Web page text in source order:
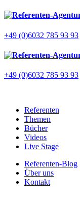
+49 (0)6032 785 93 93
+49 (0)6032 785 93 93
Referenten
Themen
Bücher
Videos
Live Stage
Referenten-Blog
Über uns
Kontakt